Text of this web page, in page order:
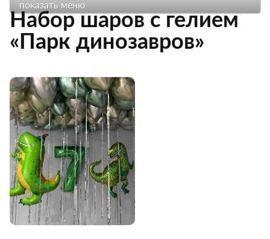
Набор шаров с гелием
«Парк динозавров»
показать меню